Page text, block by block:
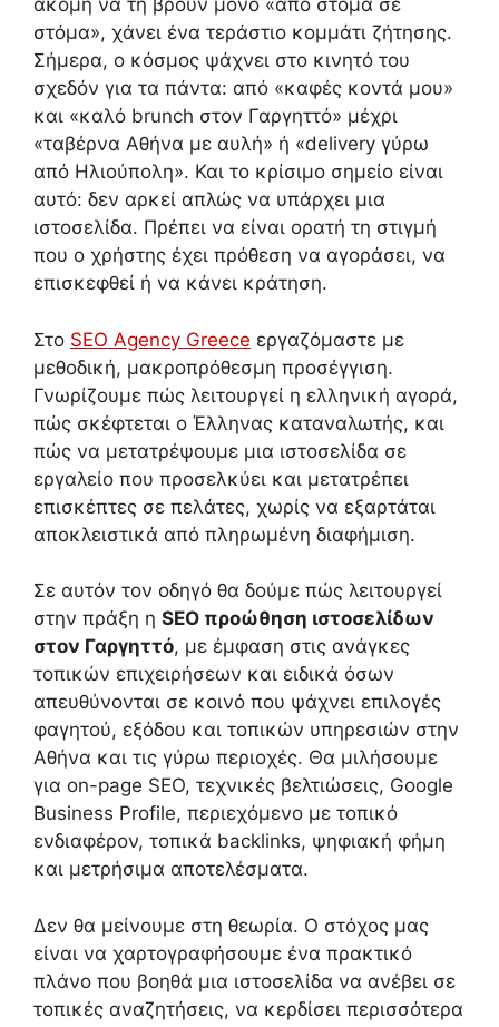
ακόμη να τη βρουν μόνο «από στόμα σε
στόμα», χάνει ένα τεράστιο κομμάτι ζήτησης.
Σήμερα, ο κόσμος ψάχνει στο κινητό του
σχεδόν για τα πάντα: από «καφές κοντά μου»
και «καλό brunch στον Γαργηττό» μέχρι
«ταβέρνα Αθήνα με αυλή» ή «delivery γύρω
από Ηλιούπολη». Και το κρίσιμο σημείο είναι
αυτό: δεν αρκεί απλώς να υπάρχει μια
ιστοσελίδα. Πρέπει να είναι ορατή τη στιγμή
που ο χρήστης έχει πρόθεση να αγοράσει, να
επισκεφθεί ή να κάνει κράτηση.
Στο SEO Agency Greece εργαζόμαστε με
μεθοδική, μακροπρόθεσμη προσέγγιση.
Γνωρίζουμε πώς λειτουργεί η ελληνική αγορά,
πώς σκέφτεται ο Έλληνας καταναλωτής, και
πώς να μετατρέψουμε μια ιστοσελίδα σε
εργαλείο που προσελκύει και μετατρέπει
επισκέπτες σε πελάτες, χωρίς να εξαρτάται
αποκλειστικά από πληρωμένη διαφήμιση.
Σε αυτόν τον οδηγό θα δούμε πώς λειτουργεί
στην πράξη η SEO προώθηση ιστοσελίδων
στον Γαργηττό, με έμφαση στις ανάγκες
τοπικών επιχειρήσεων και ειδικά όσων
απευθύνονται σε κοινό που ψάχνει επιλογές
φαγητού, εξόδου και τοπικών υπηρεσιών στην
Αθήνα και τις γύρω περιοχές. Θα μιλήσουμε
για on-page SEO, τεχνικές βελτιώσεις, Google
Business Profile, περιεχόμενο με τοπικό
ενδιαφέρον, τοπικά backlinks, ψηφιακή φήμη
και μετρήσιμα αποτελέσματα.
Δεν θα μείνουμε στη θεωρία. Ο στόχος μας
είναι να χαρτογραφήσουμε ένα πρακτικό
πλάνο που βοηθά μια ιστοσελίδα να ανέβει σε
τοπικές αναζητήσεις, να κερδίσει περισσότερα